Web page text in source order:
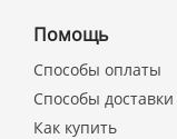
Помощь
Способы оплаты
Способы доставки
Как купить